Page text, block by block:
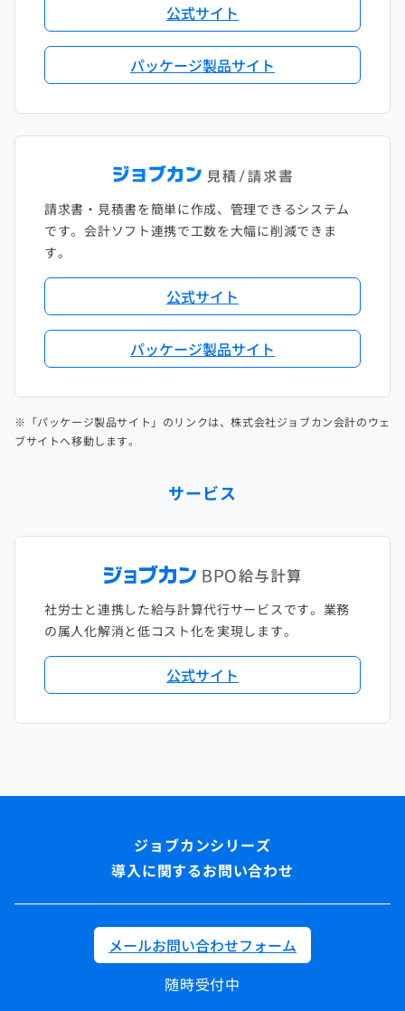
公式サイト
パッケージ製品サイト
請求書・見積書を簡単に作成、管理できるシステム
です。会計ソフト連携で工数を大幅に削減できま
す。
公式サイト
パッケージ製品サイト
※「パッケージ製品サイト」のリンクは、株式会社ジョブカン会計のウェ
ブサイトへ移動します。
サービス
社労士と連携した給与計算代行サービスです。業務
の属人化解消と低コスト化を実現します。
公式サイト
導入に関するお問い合わせ
メールお問い合わせフォーム
随時受付中